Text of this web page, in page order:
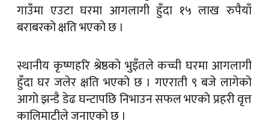
गाउँमा एउटा घरमा आगलागी हुँदा १५ लाख रुपैयाँ
बराबरको क्षति भएको छ ।
स्थानीय कृष्णहरि श्रेष्ठको भुइँतले कच्ची घरमा आगलागी
हुँदा घर जलेर क्षति भएको छ । गएराती ९ बजे लागेको
आगो झन्डै डेढ घन्टापछि निभाउन सफल भएको प्रहरी वृत्त
कालिमाटीले जनाएको छ ।